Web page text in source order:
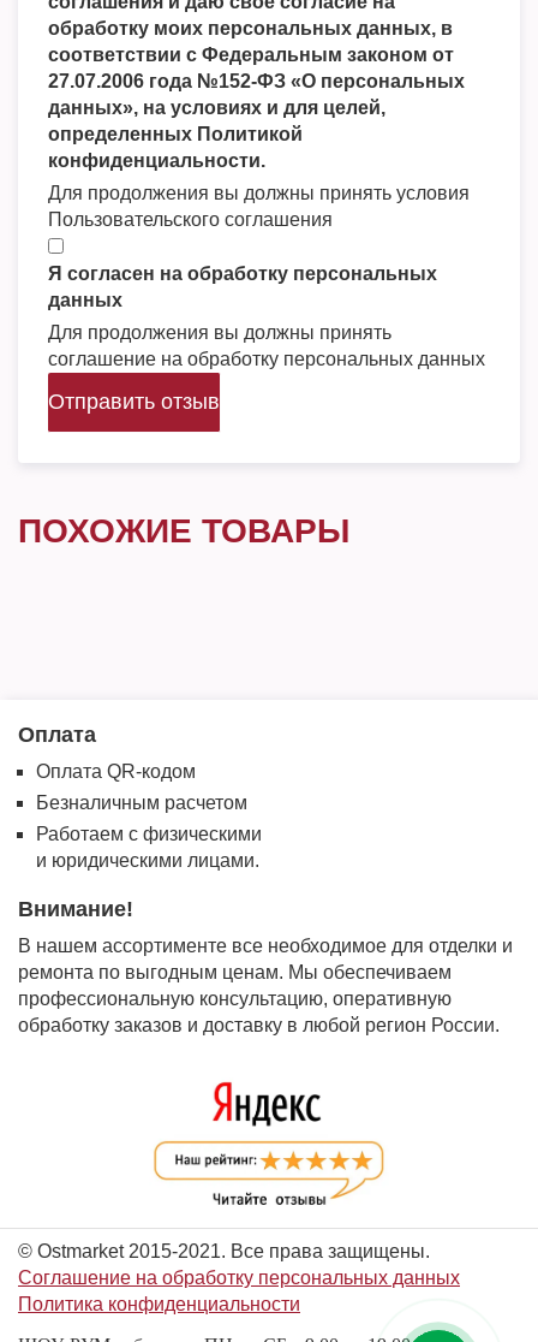
обработку моих персональных данных, в
соответствии с Федеральным законом от
27.07.2006 года №152-ФЗ «О персональных
данных», на условиях и для целей,
определенных Политикой
конфиденциальности.
Для продолжения вы должны принять условия
Пользовательского соглашения
Я согласен на обработку персональных
данных
Для продолжения вы должны принять
соглашение на обработку персональных данных
Отправить отзыв
ПОХОЖИЕ ТОВАРЫ
Оплата
Оплата QR-кодом
Безналичным расчетом
Работаем с физическими
и юридическими лицами.
Внимание!
В нашем ассортименте все необходимое для отделки и
ремонта по выгодным ценам. Мы обеспечиваем
профессиональную консультацию, оперативную
обработку заказов и доставку в любой регион России.
© Ostmarket 2015-2021. Все права защищены.
Соглашение на обработку персональных данных
Политика конфиденциальности